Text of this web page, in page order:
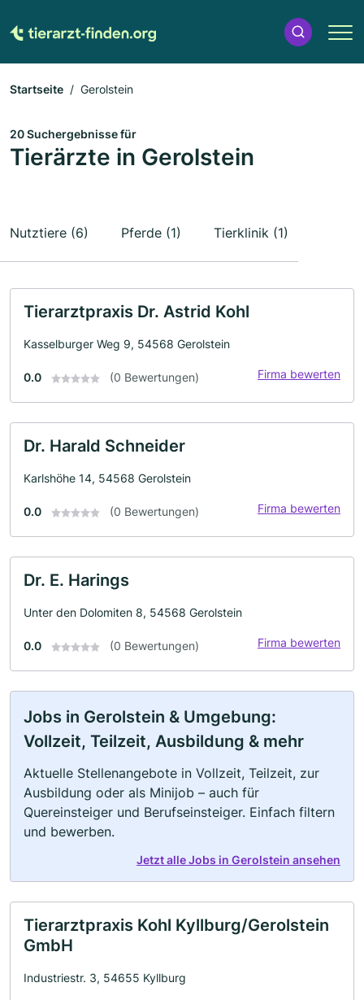
Startseite Gerolstein
20 Suchergebnisse für
Tierärzte in Gerolstein
Nutztiere (6) Pferde (1) Tierklinik (1)
Tierarztpraxis Dr. Astrid Kohl
Kasselburger Weg 9, 54568 Gerolstein
0.0 (0 Bewertungen) Firma bewerten
Dr. Harald Schneider
Karlshöhe 14, 54568 Gerolstein
0.0 (0 Bewertungen) Firma bewerten
Dr. E. Harings
Unter den Dolomiten 8, 54568 Gerolstein
0.0 (0 Bewertungen) Firma bewerten
Jobs in Gerolstein & Umgebung:
Vollzeit, Teilzeit, Ausbildung & mehr
Aktuelle Stellenangebote in Vollzeit, Teilzeit, zur
Ausbildung oder als Minijob – auch für
Quereinsteiger und Berufseinsteiger. Einfach filtern
und bewerben.
Jetzt alle Jobs in Gerolstein ansehen
Tierarztpraxis Kohl Kyllburg/Gerolstein
GmbH
Industriestr. 3, 54655 Kyllburg